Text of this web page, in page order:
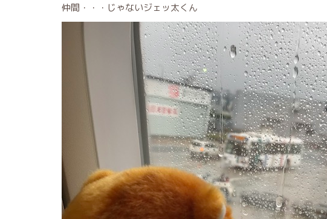
仲間・・・じゃないジェッ太くん